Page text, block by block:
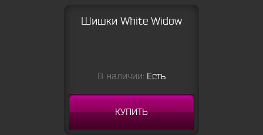
Шишки White Widow
В наличии: Есть
КУПИТЬ